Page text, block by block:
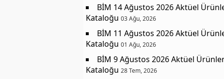
BİM 14 Ağustos 2026 Aktüel
Kataloğu 03 Ağu, 2026
BİM 11 Ağustos 2026 Aktüel
Kataloğu 01 Ağu, 2026
BİM 9 Ağustos 2026 Aktüel
Kataloğu 28 Tem, 2026